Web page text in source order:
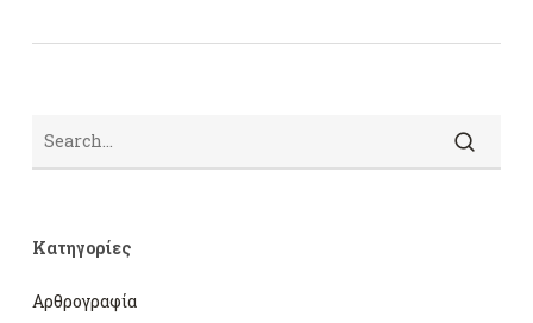
Search
Kατηγορίες
Αρθρογραφία